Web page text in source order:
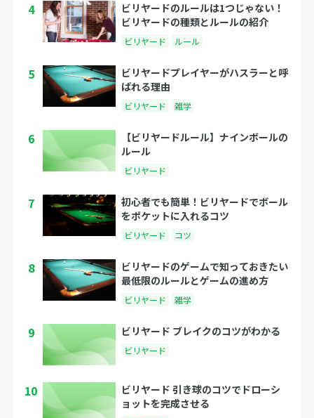
4
ビリヤードのルールは1つじゃない！
ビリヤードの種類とルールの紹介
ビリヤード ルール
5
ビリヤードプレイヤーがハスラーと呼
ばれる理由
ビリヤード 雑学
6
【ビリヤードルール】ナインボールの
ルール
ビリヤード
7
初心者でも簡単！ビリヤードでボール
をポケットに入れるコツ
ビリヤード コツ
8
ビリヤードのゲームで知っておきたい
最低限のルールとゲームの進め方
ビリヤード 雑学
9 ビリヤード ブレイクのコツがわかる
ビリヤード
10
ビリヤード 引き球のコツでドローシ
ョットを完成させる